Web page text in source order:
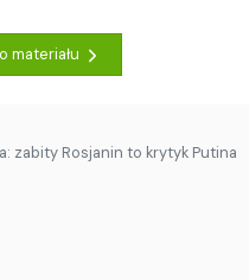
materiału
zabity Rosjanin to krytyk Putina